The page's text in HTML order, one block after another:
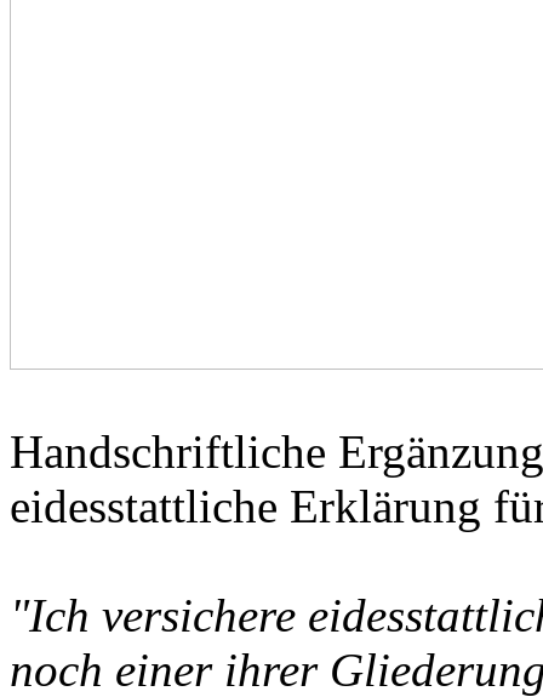
Handschriftliche
eidesstattliche Erklärung
"Ich versichere
noch einer ihrer